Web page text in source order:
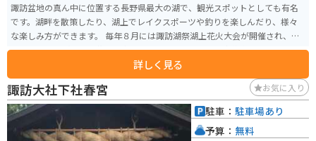
諏訪盆地の真ん中に位置する長野県最大の湖で、観光スポットとしても有名
です。湖畔を散策したり、湖上でレイクスポーツや釣りを楽しんだり、様々
な楽しみ方ができます。 毎年８月には諏訪湖祭湖上花火大会が開催され、湖
上から打ち上げられる花火を楽しむこともできます。高速道路の諏訪湖サー
ビスエリアからも湖を一望することができます。ぜひ、バイクツーリングで
訪れて、美しい諏訪湖を楽しんでみてください。
詳しく見る
諏訪大社下社春宮 お気に入り
駐車： 駐車場あり
予算： 無料